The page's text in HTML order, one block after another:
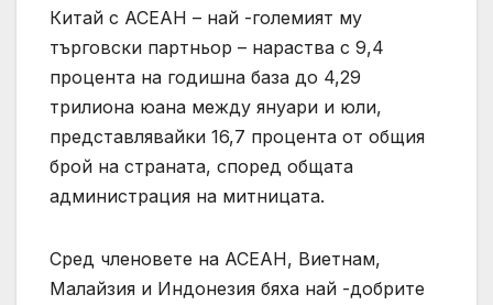
Китай с АСЕАН – най -големият му
търговски партньор – нараства с 9,4
процента на годишна база до 4,29
трилиона юана между януари и юли,
представлявайки 16,7 процента от общия
брой на страната, според общата
администрация на митницата.
Сред членовете на АСЕАН, Виетнам,
Малайзия и Индонезия бяха най -добрите